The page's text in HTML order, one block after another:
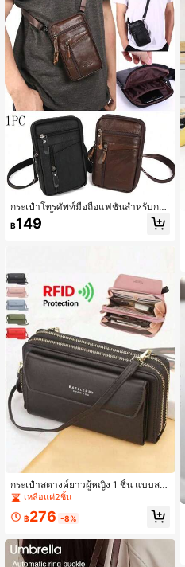
กระเป๋าโทรศัพท์มือถือแฟชั่นสำหรับกล
างแจ้ง 1 ชิ้น กระเป๋าสะพายข้างเดี่ยวสำ
หรับกีฬากลางแจ้ง กระเป๋าสี่เหลี่ยมเล็กส
฿149
กระเป๋าสตางค์ยาวผู้หญิง 1 ชิ้น แบบสะ
พายข้างอเนกประสงค์ ใส่โทรศัพท์มือถือ
ได้ ความจุขนาดใหญ่ ซิปคู่ กระเป๋าสตา
งค์ยาวคู่ทรงเฉียง
เหลือแค่2ชิ้น
฿276 -8%